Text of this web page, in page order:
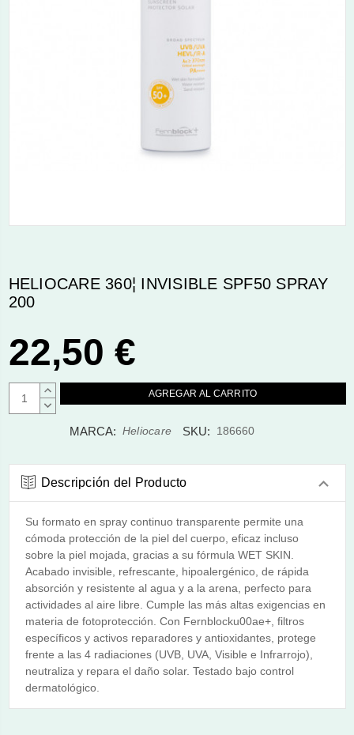
HELIOCARE 360¦ INVISIBLE SPF50 SPRAY
200
22,50 €
AUMENTAR
CANTIDAD:
DISMINUIR
MARCA: Heliocare SKU: 186660
Descripción del Producto
Su formato en spray continuo transparente permite una
cómoda protección de la piel del cuerpo, eficaz incluso
sobre la piel mojada, gracias a su fórmula WET SKIN.
Acabado invisible, refrescante, hipoalergénico, de rápida
absorción y resistente al agua y a la arena, perfecto para
actividades al aire libre. Cumple las más altas exigencias en
materia de fotoprotección. Con Fernblocku00ae+, filtros
específicos y activos reparadores y antioxidantes, protege
frente a las 4 radiaciones (UVB, UVA, Visible e Infrarrojo),
neutraliza y repara el daño solar. Testado bajo control
dermatológico.